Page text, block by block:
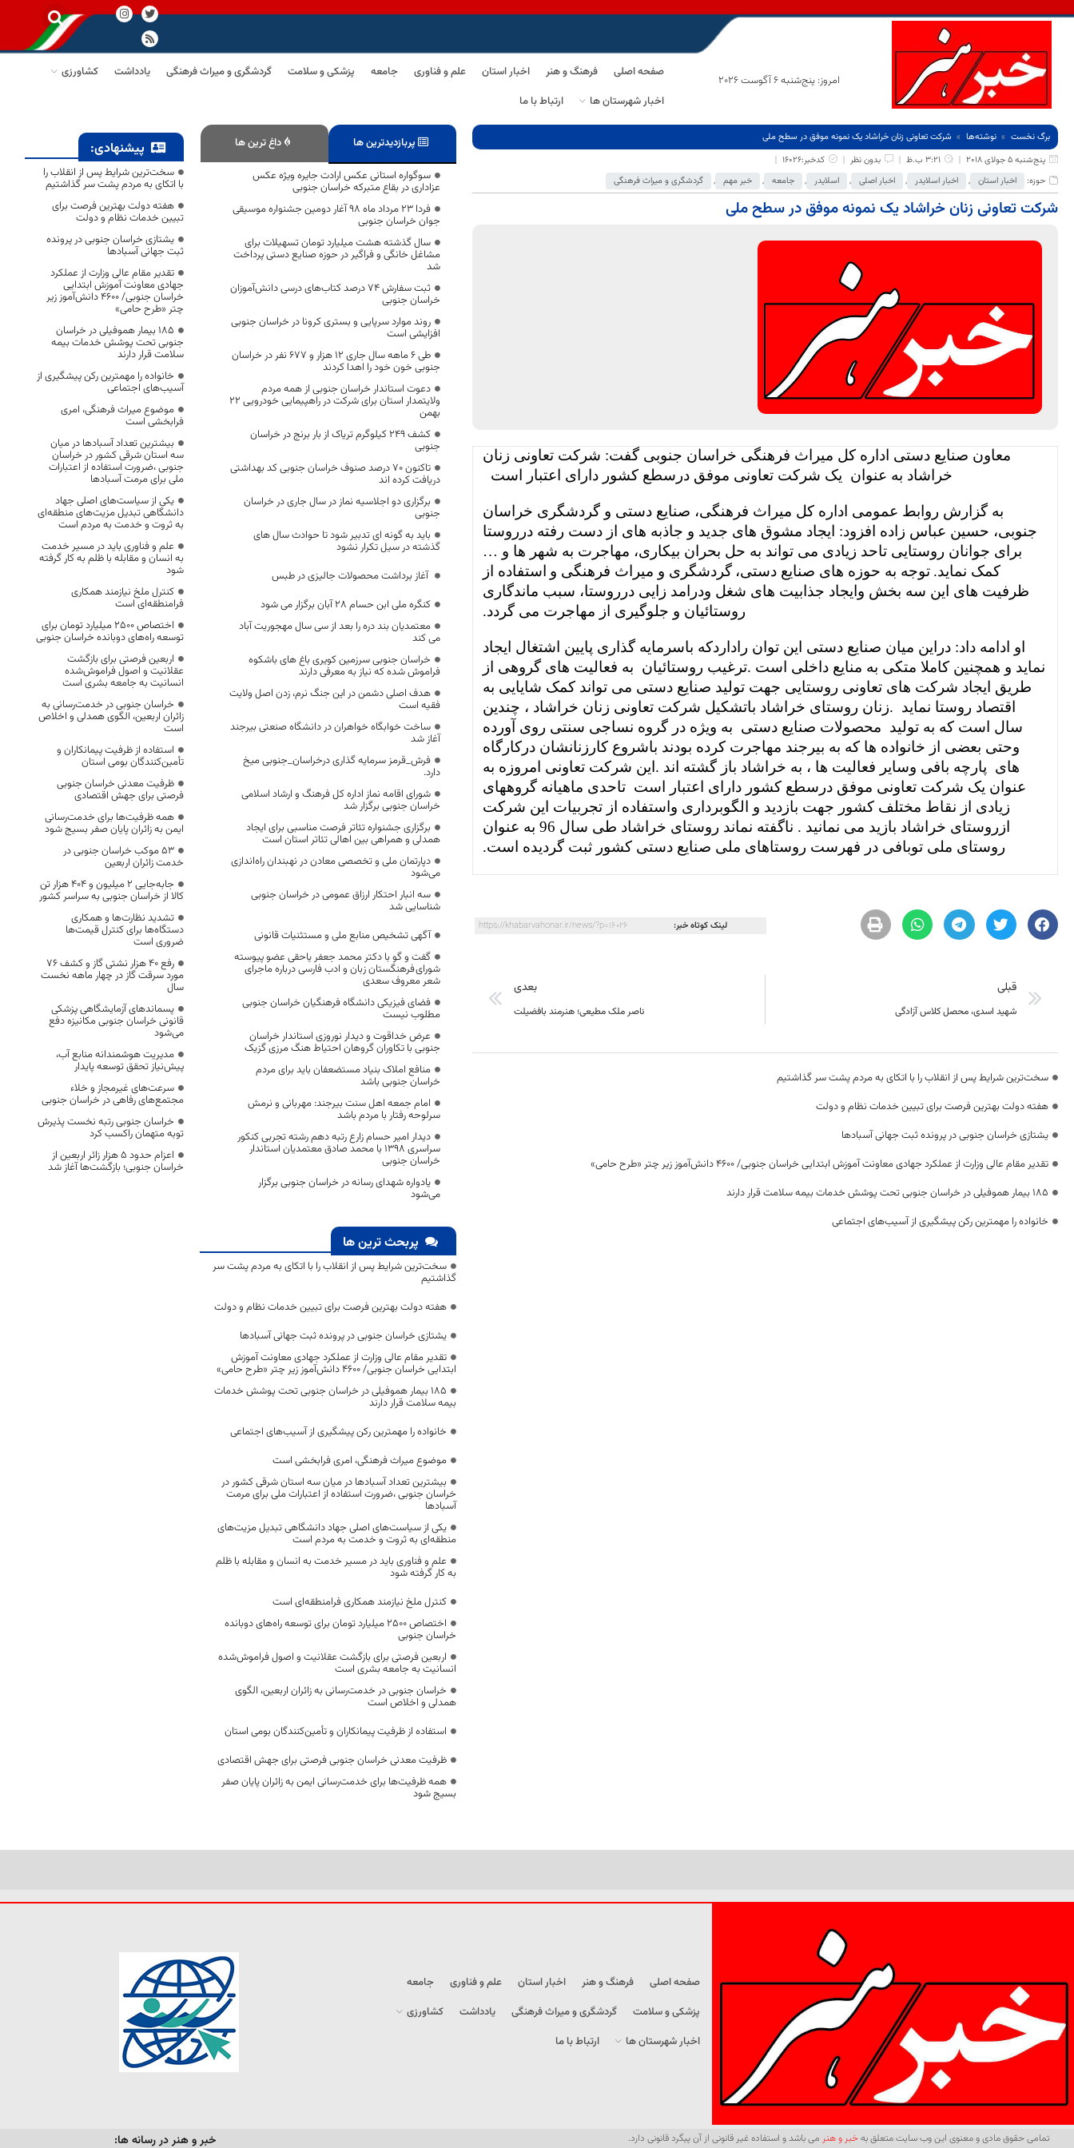
امروز: پنج‌شنبه 6 آگوست 2026
صفحه اصلی فرهنگ و هنر اخبار استان علم و فناوری جامعه پزشکی و سلامت گردشگری و میراث فرهنگی یادداشت
کشاورزی
اخبار شهرستان ها
ارتباط با ما
برگ نخست نوشته‌ها
شرکت تعاونی زنان خراشاد یک نمونه موفق در سطح ملی
پنج‌شنبه 5 جولای 2018
3:21 ب.ظ بدون نظر
کدخبر:16026
حوزه:
اخبار استان , اخبار اسلایدر , اخبار اصلی , اسلایدر , جامعه , خبر مهم , گردشگری و میراث فرهنگی
شرکت تعاونی زنان خراشاد یک نمونه موفق در سطح ملی
معاون صنایع دستی اداره کل میراث فرهنگی خراسان جنوبی گفت: شرکت تعاونی زنان
خراشاد به عنوان یک شرکت تعاونی موفق درسطع کشور دارای اعتبار است
به گزارش روابط عمومی اداره کل میراث فرهنگی، صنایع دستی و گردشگری خراسان
جنوبی، حسین عباس زاده افزود: ایجاد مشوق های جدید و جاذبه های از دست رفته درروستا
برای جوانان روستایی تاحد زیادی می تواند به حل بحران بیکاری، مهاجرت به شهر ها و …
کمک نماید. توجه به حوزه های صنایع دستی، گردشگری و میراث فرهنگی و استفاده از
ظرفیت های این سه بخش وایجاد جذابیت های شغل ودرامد زایی درروستا، سبب ماندگاری
روستائیان و جلوگیری از مهاجرت می گردد.
او ادامه داد: دراین میان صنایع دستی این توان راداردکه باسرمایه گذاری پایین اشتغال ایجاد
نماید و همچنین کاملا متکی به منایع داخلی است .ترغیب روستائیان به فعالیت های گروهی از
طریق ایجاد شرکت های تعاونی روستایی جهت تولید صنایع دستی می تواند کمک شایایی به
اقتصاد روستا نماید .زنان روستای خراشاد باتشکیل شرکت تعاونی زنان خراشاد ، چندین
سال است که به تولید محصولات صنایع دستی به ویژه در گروه نساجی سنتی روی آورده
وحتی بعضی از خانواده ها که به بیرجند مهاجرت کرده بودند باشروع کارزنانشان درکارگاه
های پارچه بافی وسایر فعالیت ها ، به خراشاد باز گشته اند .این شرکت تعاونی امروزه به
عنوان یک شرکت تعاونی موفق درسطع کشور دارای اعتبار است تاحدی ماهیانه گروههای
زیادی از نقاط مختلف کشور جهت بازدید و الگوبرداری واستفاده از تجربیات این شرکت
ازروستای خراشاد بازید می نمانید . ناگفته نماند روستای خراشاد طی سال 96 به عنوان
روستای ملی توبافی در فهرست روستاهای ملی صنایع دستی کشور ثبت گردیده است.
لینک کوتاه خبر: https://khabarvahonar.ir/news/?p=16026
قبلی
شهید اسدی، محصل کلاس آزادگی
بعدی
ناصر ملک مطیعی؛ هنرمند بافضیلت
سخت‌ترین شرایط پس از انقلاب را با اتکای به مردم پشت سر گذاشتیم
هفته دولت بهترین فرصت برای تبیین خدمات نظام و دولت
یشتازی خراسان جنوبی در پرونده ثبت جهانی آسبادها
تقدیر مقام عالی وزارت از عملکرد جهادی معاونت آموزش ابتدایی خراسان جنوبی/ ۴۶۰۰ دانش‌آموز زیر چتر «طرح حامی»
۱۸۵ بیمار هموفیلی در خراسان جنوبی تحت پوشش خدمات بیمه سلامت قرار دارند
خانواده را مهمترین رکن پیشگیری از آسیب‌های اجتماعی
پربازدیدترین ها داغ ترین ها
سوگواره استانی عکس ارادت جایره ویژه عکس
عزاداری در بقاع متبرکه خراسان جنوبی
فردا 23 مرداد ماه 98 آغار دومین جشنواره موسیقی
جوان خراسان جنوبی
سال گذشته هشت میلیارد تومان تسهیلات برای
مشاغل خانگی و فراگیر در حوزه صنایع دستی پرداخت
شد
ثبت سفارش ۷۴ درصد کتاب‌های درسی دانش‌آموزان
خراسان جنوبی
روند موارد سرپایی و بستری کرونا در خراسان جنوبی
افزایشی است
طی ۶ ماهه سال جاری ۱۲ هزار و ۶۷۷ نفر در خراسان
جنوبی خون خود را اهدا کردند
دعوت استاندار خراسان جنوبی از همه مردم
ولایتمدار استان برای شرکت در راهپیمایی خودرویی 22
بهمن
کشف ۲۴۹ کیلوگرم تریاک از بار برنج در خراسان
جنوبی
تاکنون 70 درصد صنوف خراسان جنوبی کد بهداشتی
دریافت کرده اند
برگزاری دو اجلاسیه نماز در سال جاری در خراسان
جنوبی
باید به گونه ای تدبیر شود تا حوادث سال های
گذشته در سیل تکرار نشود
‍ آغاز برداشت محصولات جالیزی در طبس
کنگره ملی ابن حسام ۲۸ آبان برگزار می شود
معتمدیان بند دره را بعد از سی سال مهجوریت آباد
می کند
خراسان جنوبی سرزمین کویری باغ های باشکوه
فراموش شده که نیاز به معرفی دارند
هدف اصلی دشمن در این جنگ نرم، زدن اصل ولایت
فقیه است
ساخت خوابگاه خواهران در دانشگاه صنعتی بیرجند
آغاز شد
فرش_قرمز سرمایه گذاری درخراسان_جنوبی میخ
دارد.
شورای اقامه نماز اداره کل فرهنگ و ارشاد اسلامی
خراسان جنوبی برگزار شد
برگزاری جشنواره تئاتر فرصت مناسبی برای ایجاد
همدلی و همراهی بین اهالی تئاتر استان است
دپارتمان ملی و تخصصی معادن در نهبندان راه‌اندازی
می‌شود
سه انبار احتکار ارزاق عمومی در خراسان جنوبی
شناسایی شد
آگهی تشخیص منابع ملی و مستثنیات قانونی
گفت و گو با دکتر محمد جعفر یاحقی عضو پیوسته
شورای فرهنگستان زبان و ادب فارسی درباره ماجرای
شعر معروف سعدی
فضای فیزیکی دانشگاه فرهنگیان خراسان جنوبی
مطلوب نیست
عرض خداقوت و دیدار نوروزی استاندار خراسان
جنوبی با تکاوران گروهان احتیاط هنگ مرزی گزیک
منافع املاک بنیاد مستضعفان باید برای مردم
خراسان جنوبی باشد
امام جمعه اهل سنت بیرجند: مهربانی و نرمش
سرلوحه رفتار با مردم باشد
دیدار امیر حسام زارع رتبه دهم رشته تجربی کنکور
سراسری ۱۳۹۸ با محمد صادق معتمدیان استاندار
خراسان جنوبی
یادواره شهدای رسانه در خراسان جنوبی برگزار
می‌شود
پربحث ترین ها
سخت‌ترین شرایط پس از انقلاب را با اتکای به مردم پشت سر
گذاشتیم
هفته دولت بهترین فرصت برای تبیین خدمات نظام و دولت
یشتازی خراسان جنوبی در پرونده ثبت جهانی آسبادها
تقدیر مقام عالی وزارت از عملکرد جهادی معاونت آموزش
ابتدایی خراسان جنوبی/ ۴۶۰۰ دانش‌آموز زیر چتر «طرح حامی»
۱۸۵ بیمار هموفیلی در خراسان جنوبی تحت پوشش خدمات
بیمه سلامت قرار دارند
خانواده را مهمترین رکن پیشگیری از آسیب‌های اجتماعی
موضوع میراث فرهنگی، امری فرابخشی است
بیشترین تعداد آسبادها در میان سه استان شرقی کشور در
خراسان جنوبی ،ضرورت استفاده از اعتبارات ملی برای مرمت
آسبادها
یکی از سیاست‌های اصلی جهاد دانشگاهی تبدیل مزیت‌های
منطقه‌ای به ثروت و خدمت به مردم است
علم و فناوری باید در مسیر خدمت به انسان و مقابله با ظلم
به کار گرفته شود
کنترل ملخ نیازمند همکاری فرامنطقه‌ای است
اختصاص 2500 میلیارد تومان برای توسعه راه‌های دوبانده
خراسان جنوبی
اربعین فرصتی برای بازگشت عقلانیت و اصول فراموش‌شده
انسانیت به جامعه بشری است
خراسان جنوبی در خدمت‌رسانی به زائران اربعین، الگوی
همدلی و اخلاص است
استفاده از ظرفیت پیمانکاران و تأمین‌کنندگان بومی استان
ظرفیت معدنی خراسان جنوبی فرصتی برای جهش اقتصادی
همه ظرفیت‌ها برای خدمت‌رسانی ایمن به زائران پایان صفر
بسیج شود
پیشنهادی:
سخت‌ترین شرایط پس از انقلاب را
با اتکای به مردم پشت سر گذاشتیم
هفته دولت بهترین فرصت برای
تبیین خدمات نظام و دولت
یشتازی خراسان جنوبی در پرونده
ثبت جهانی آسبادها
تقدیر مقام عالی وزارت از عملکرد
جهادی معاونت آموزش ابتدایی
خراسان جنوبی/ ۴۶۰۰ دانش‌آموز زیر
چتر «طرح حامی»
۱۸۵ بیمار هموفیلی در خراسان
جنوبی تحت پوشش خدمات بیمه
سلامت قرار دارند
خانواده را مهمترین رکن پیشگیری از
آسیب‌های اجتماعی
موضوع میراث فرهنگی، امری
فرابخشی است
بیشترین تعداد آسبادها در میان
سه استان شرقی کشور در خراسان
جنوبی ،ضرورت استفاده از اعتبارات
ملی برای مرمت آسبادها
یکی از سیاست‌های اصلی جهاد
دانشگاهی تبدیل مزیت‌های منطقه‌ای
به ثروت و خدمت به مردم است
علم و فناوری باید در مسیر خدمت
به انسان و مقابله با ظلم به کار گرفته
شود
کنترل ملخ نیازمند همکاری
فرامنطقه‌ای است
اختصاص 2500 میلیارد تومان برای
توسعه راه‌های دوبانده خراسان جنوبی
اربعین فرصتی برای بازگشت
عقلانیت و اصول فراموش‌شده
انسانیت به جامعه بشری است
خراسان جنوبی در خدمت‌رسانی به
زائران اربعین، الگوی همدلی و اخلاص
است
استفاده از ظرفیت پیمانکاران و
تأمین‌کنندگان بومی استان
ظرفیت معدنی خراسان جنوبی
فرصتی برای جهش اقتصادی
همه ظرفیت‌ها برای خدمت‌رسانی
ایمن به زائران پایان صفر بسیج شود
53 موکب خراسان جنوبی در
خدمت زائران اربعین
جابه‌جایی 2 میلیون و 404 هزار تن
کالا از خراسان جنوبی به سراسر کشور
تشدید نظارت‌ها و همکاری
دستگاه‌ها برای کنترل قیمت‌ها
ضروری است
رفع 40 هزار نشتی گاز و کشف 76
مورد سرقت گاز در چهار ماهه نخست
سال
پسماندهای آزمایشگاهی پزشکی
قانونی خراسان جنوبی مکانیزه دفع
می‌شود
مدیریت هوشمندانه منابع آب،
پیش‌نیاز تحقق توسعه پایدار
سرعت‌های غیرمجاز و خلاء
مجتمع‌های رفاهی در خراسان جنوبی
خراسان جنوبی رتبه نخست پذیرش
توبه متهمان راکسب کرد
اعزام حدود 5 هزار زائر اربعین از
خراسان جنوبی؛ بازگشت‌ها آغاز شد
صفحه اصلی فرهنگ و هنر اخبار استان علم و فناوری
جامعه
پزشکی و سلامت
گردشگری و میراث فرهنگی یادداشت
کشاورزی
اخبار شهرستان ها
ارتباط با ما
تمامی حقوق مادی و معنوی این وب سایت متعلق بهخبر و هنر می باشد و استفاده غیر قانونی از آن پیگرد قانونی دارد. خبر و هنر در رسانه ها: